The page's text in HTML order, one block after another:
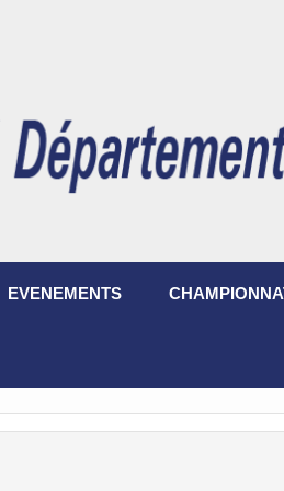
EVENEMENTS